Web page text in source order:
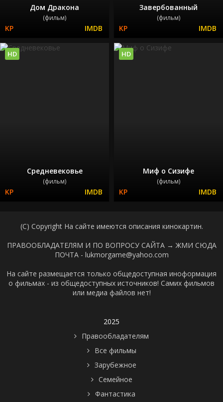
Дом Дракона
(фильм)
Завербованный
(фильм)
Средневековье
(фильм)
HD
Миф о Сизифе
(фильм)
HD
(C) Copyright На сайте имеются описания кинокартин.
ПРАВООБЛАДАТЕЛЯМ И ПО ВОПРОСУ САЙТА → ЖМИ СЮДА
ПОЧТА - lukmorgame@yahoo.com
На сайте размещается только общедоступная иноформация
о фильмах - из общедоступных источников! Самих фильмов
или медиа файлов нет!
2025
Правообладателям
Все фильмы
Зарубежное
Семейное
Фантастика